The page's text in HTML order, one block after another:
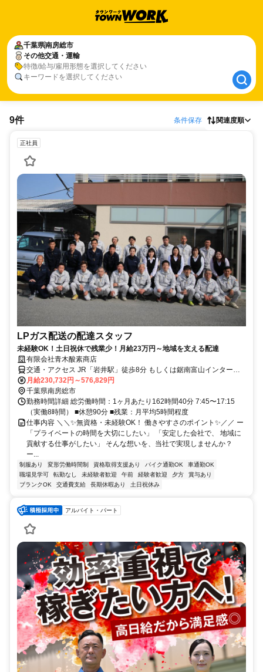
千葉県南房総市
その他交通・運輸
特徴/給与/雇用形態を選択してください
キーワードを選択してください
千葉県南房総市
その他交通・運輸
9件 条件保存 関連度順
正社員
LPガス配送の配達スタッフ
未経験OK！土日祝休で残業少！月給23万円～地域を支える配達
有限会社青木酸素商店
交通・アクセス JR「岩井駅」徒歩8分 もしくは鋸南富山インターチ
ェンジより車5分
月給230,732円～576,829円
千葉県南房総市
勤務時間詳細 総労働時間：1ヶ月あたり162時間40分 7:45〜17:15
（実働8時間） ■休憩90分 ■残業：月平均5時間程度
仕事内容 ＼＼✨無資格・未経験OK！ 働きやすさのポイント✨／／ ー
「プライベートの時間を大切にしたい」 「安定した会社で、 地域に
貢献する仕事がしたい」 そんな想いを、当社で実現しませんか？
ー...
制服あり 変形労働時間制 資格取得支援あり バイク通勤OK
車通勤OK
職場見学可
転勤なし 未経験者歓迎 午前 経験者歓迎 夕方
賞与あり
ブランクOK
交通費支給 長期休暇あり 土日祝休み
アルバイト・パート